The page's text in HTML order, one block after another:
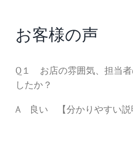
お客様の声
Q１ お店の雰囲気、担当
したか？
A 良い 【分かりやすい説